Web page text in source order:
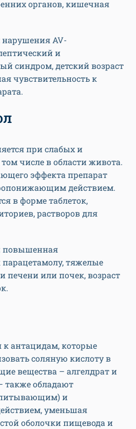
органов, кишечная
нарушения AV-
и
синдром, детский возраст
чувствительность к
при слабых и
числе в области живота.
эффекта препарат
действием.
в форме таблеток,
растворов для
повышенная
парацетамолу, тяжелые
или почек, возраст
к антацидам, которые
соляную кислоту в
вещества – алгелдрат и
также обладают
и
уменьшая
оболочки пищевода и